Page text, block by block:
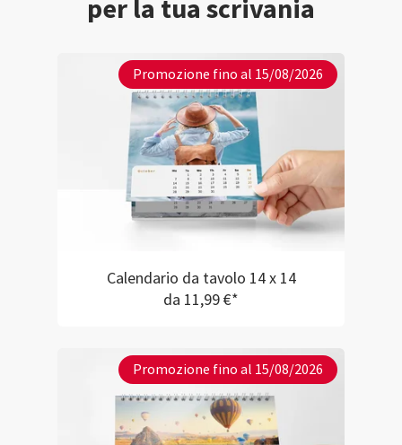
per la tua scrivania
Promozione fino al 15/08/2026
Calendario da tavolo 14 x 14
da 11,99 €*
Promozione fino al 15/08/2026